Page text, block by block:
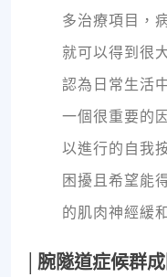
多治療項目，
就可以得到很
認為日常生活
一個很重要的
以進行的自我
困擾且希望能
的肌肉神經緩
│腕隧道症候群